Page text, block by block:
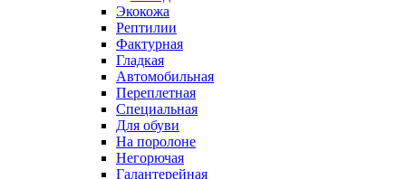
Экокожа
Рептилии
Фактурная
Гладкая
Автомобильная
Переплетная
Специальная
Для обуви
На поролоне
Негорючая
Галантерейная